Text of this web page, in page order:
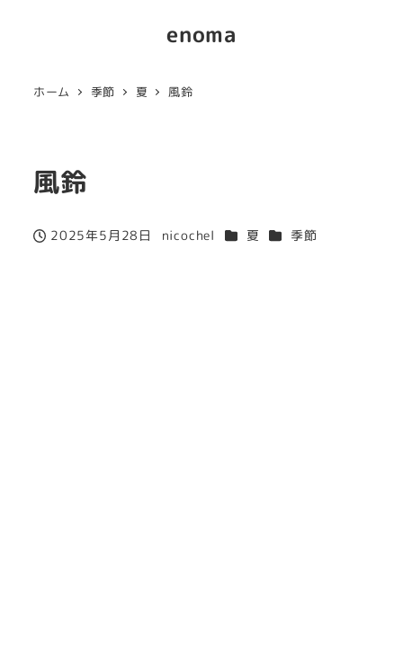
enoma
ホーム 季節 夏 風鈴
風鈴
投稿日
2025年5月28日
著
nicochel カテゴリー
夏 カテゴリー
季節